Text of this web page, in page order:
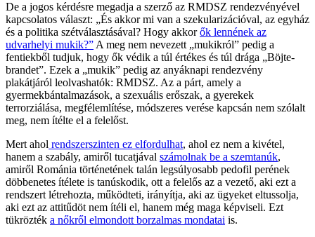
De a jogos kérdésre megadja a szerző az RMDSZ rendezvényével
kapcsolatos választ: „És akkor mi van a szekularizációval, az egyház
és a politika szétválasztásával? Hogy akkorők lennének az
udvarhelyi mukik?” A meg nem nevezett „mukikról” pedig a
fentiekből tudjuk, hogy ők védik a túl értékes és túl drága „Böjte-
brandet”. Ezek a „mukik” pedig az anyáknapi rendezvény
plakátjáról leolvashatók: RMDSZ. Az a párt, amely a
gyermekbántalmazások, a szexuális erőszak, a gyerekek
terrorziálása, megfélemlítése, módszeres verése kapcsán nem szólalt
meg, nem ítélte el a felelőst.
Mert ahol rendszerszinten ez elfordulhat, ahol ez nem a kivétel,
hanem a szabály, amiről tucatjával számolnak be a szemtanúk,
amiről Románia történetének talán legsúlyosabb pedofil perének
döbbenetes ítélete is tanúskodik, ott a felelős az a vezető, aki ezt a
rendszert létrehozta, működteti, irányítja, aki az ügyeket eltussolja,
aki ezt az attitűdöt nem ítéli el, hanem még maga képviseli. Ezt
tükrözték a nőkről elmondott borzalmas mondatai is.